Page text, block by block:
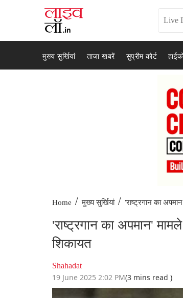
मुख्य सुर्खियां ताजा खबरें सुप्रीम कोर्ट
Home / मुख्य सुर्खियां / 'राष्ट्रगान का
'राष्ट्रगान का अपमान'
शिकायत
Shahadat
19 June 2025 2:02 PM(3 mins read )